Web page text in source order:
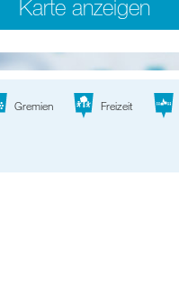
Karte anzeigen
Gremien Freizeit